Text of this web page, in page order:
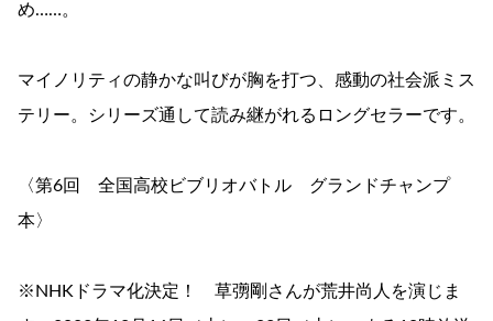
め……。
マイノリティの静かな叫びが胸を打つ、感動の社会派ミス
テリー。シリーズ通して読み継がれるロングセラーです。
〈第6回 全国高校ビブリオバトル グランドチャンプ
本〉
※NHKドラマ化決定！ 草彅剛さんが荒井尚人を演じま